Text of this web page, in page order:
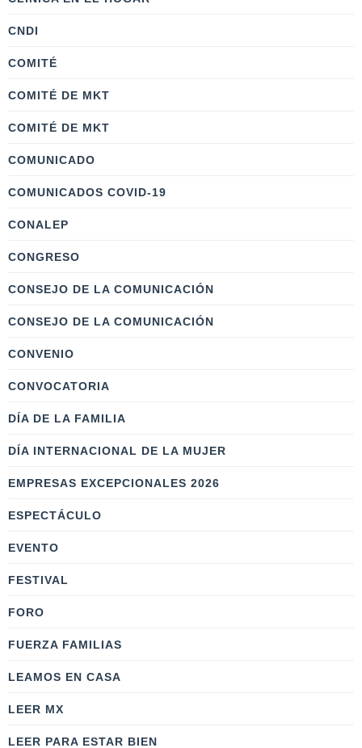
CNDI
COMITÉ
COMITÉ DE MKT
COMITÉ DE MKT
COMUNICADO
COMUNICADOS COVID-19
CONALEP
CONGRESO
CONSEJO DE LA COMUNICACIÓN
CONSEJO DE LA COMUNICACIÓN
CONVENIO
CONVOCATORIA
DÍA DE LA FAMILIA
DÍA INTERNACIONAL DE LA MUJER
EMPRESAS EXCEPCIONALES 2026
ESPECTÁCULO
EVENTO
FESTIVAL
FORO
FUERZA FAMILIAS
LEAMOS EN CASA
LEER MX
LEER PARA ESTAR BIEN